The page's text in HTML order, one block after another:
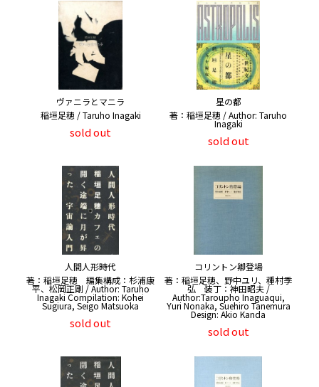
ヴァニラとマニラ
稲垣足穂 / Taruho Inagaki
sold out
星の都
著：稲垣足穂 / Author: Taruho
Inagaki
sold out
人間人形時代
著：稲垣足穂 編集構成：杉浦康
平、松岡正剛 / Author: Taruho
Inagaki Compilation: Kohei
Sugiura, Seigo Matsuoka
sold out
コリントン卿登場
著：稲垣足穂、野中ユリ、種村季
弘 装丁：神田昭夫 /
Author:Taroupho Inaguaqui,
Yuri Nonaka, Suehiro Tanemura
Design: Akio Kanda
sold out